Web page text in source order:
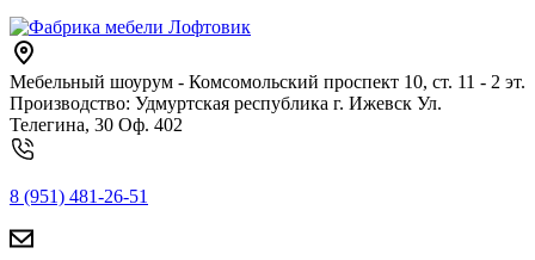
Мебельный шоурум - Комсомольский проспект 10, ст. 11 - 2 эт.
Производство: Удмуртская республика г. Ижевск Ул.
Телегина, 30 Оф. 402
8 (951) 481-26-51